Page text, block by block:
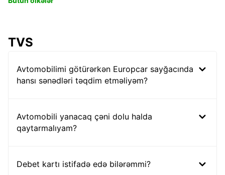
TVS
Avtomobilimi götürərkən Europcar sayğacında
hansı sənədləri təqdim etməliyəm?
Avtomobili yanacaq çəni dolu halda
qaytarmalıyam?
Debet kartı istifadə edə bilərəmmi?